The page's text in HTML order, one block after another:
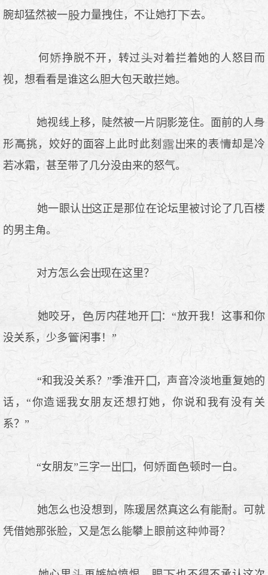
腕却猛然被一
力量拽住，不让她打 去。
何 挣脱不开，转过
对着拦着她的人怒目而
视，想看看是谁这么胆大包天敢拦她。
她视线上移，陡然被一片
影笼住。面前的人
形
挑，姣好的面容上此时此刻 来的表
却是冷
若冰霜，甚至带了几分没由来的怒气。
她一 认
这正是那位在论坛里被讨论了几百楼
的男主角。
对方怎么会 现在这里？
她咬牙， 厉 荏地开
：“放开我！这事和你
没关系，少多
闲事！”
“和我没关系？”季淮开
，声音冷淡地重复她的
话，“你造谣我女朋友还想打她，你说和我有没有关
系？”
“女朋友”三字一 ，何 面 顿时一白。
她怎么也没想到，陈瑗居然真这么有能耐。可就
凭借她那张脸，又是怎么能攀上
前这 帅哥？